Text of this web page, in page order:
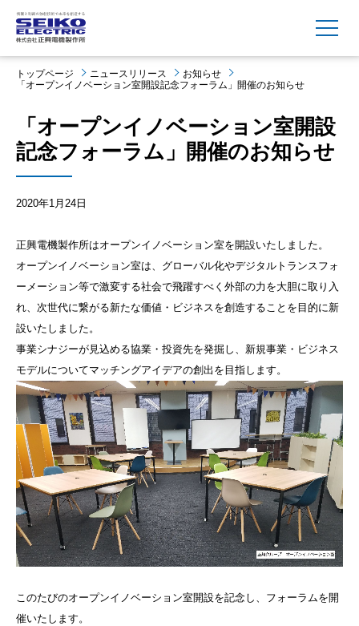
MENU
トップページ ニュースリリース
お知らせ
「オープンイノベーション室開設記念フォーラム」開催のお知らせ
「オープンイノベーション室開設
記念フォーラム」開催のお知らせ
2020年1月24日
正興電機製作所はオープンイノベーション室を開設いたしました。
オープンイノベーション室は、グローバル化やデジタルトランスフォ
ーメーション等で激変する社会で飛躍すべく外部の力を大胆に取り入
れ、次世代に繋がる新たな価値・ビジネスを創造することを目的に新
設いたしました。
事業シナジーが⾒込める協業・投資先を発掘し、新規事業・ビジネス
モデルについてマッチングアイデアの創出を目指します。
このたびのオープンイノベーション室開設を記念し、フォーラムを開
催いたします。